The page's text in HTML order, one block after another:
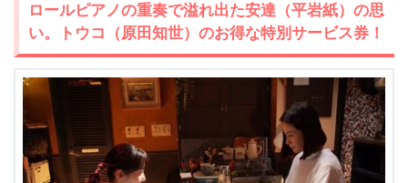
ロールピアノの重奏で溢れ出た安達（平岩紙）の思
い。トウコ（原田知世）のお得な特別サービス券！